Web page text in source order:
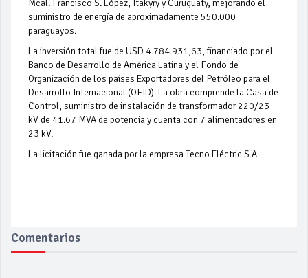
Mcal. Francisco S. López, Itakyry y Curuguaty, mejorando el
suministro de energía de aproximadamente 550.000
paraguayos.
La inversión total fue de USD 4.784.931,63, financiado por el
Banco de Desarrollo de América Latina y el Fondo de
Organización de los países Exportadores del Petróleo para el
Desarrollo Internacional (OFID). La obra comprende la Casa de
Control, suministro de instalación de transformador 220/23
kV de 41.67 MVA de potencia y cuenta con 7 alimentadores en
23 kV.
La licitación fue ganada por la empresa Tecno Eléctric S.A.
Comentarios